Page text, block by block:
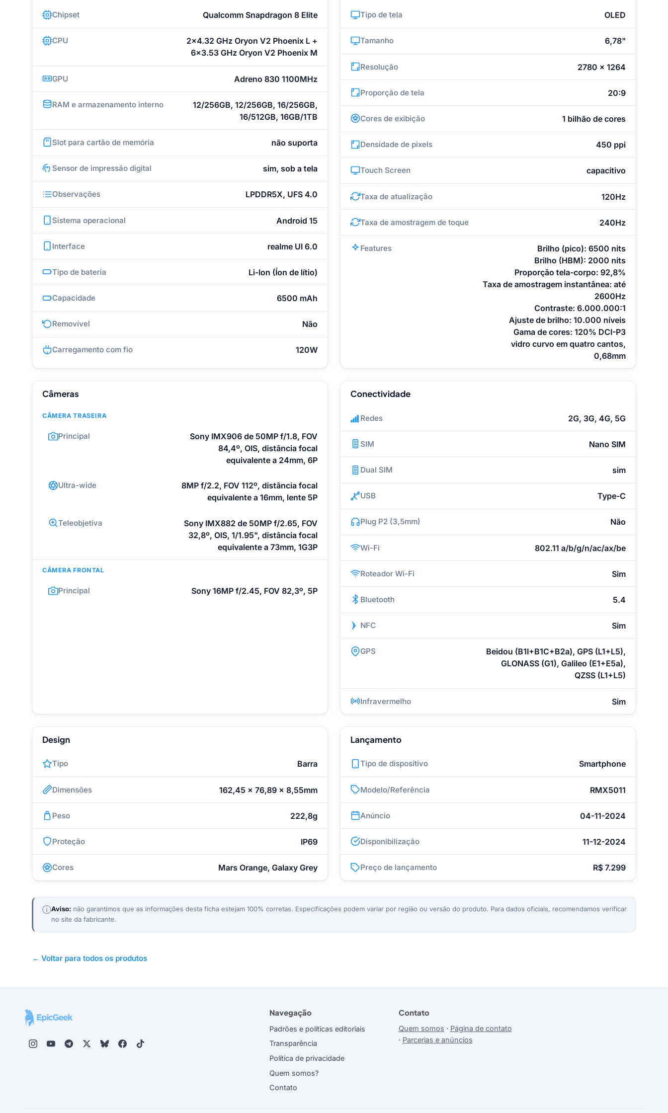
Chipset Qualcomm Snapdragon 8 Elite
CPU
2x4.32 GHz Oryon V2 Phoenix L +
6x3.53 GHz Oryon V2 Phoenix M
GPU Adreno 830 1100MHz
RAM e armazenamento interno
12/256GB, 12/256GB, 16/256GB,
16/512GB, 16GB/1TB
Slot para cartão de memória não suporta
Sensor de impressão digital sim, sob a tela
Observações LPDDR5X, UFS 4.0
Sistema operacional Android 15
Interface realme UI 6.0
Tipo de bateria Li-Ion (Íon de lítio)
Capacidade 6500 mAh
Removível Não
Carregamento com fio 120W
Tipo de tela OLED
Tamanho 6,78"
Resolução 2780 x 1264
Proporção de tela 20:9
Cores de exibição 1 bilhão de cores
Densidade de pixels 450 ppi
Touch Screen capacitivo
Taxa de atualização 120Hz
Taxa de amostragem de toque 240Hz
Features
Brilho (pico): 6500 nits
Brilho (HBM): 2000 nits
Proporção tela-corpo: 92,8%
Taxa de amostragem instantânea: até
2600Hz
Contraste: 6.000.000:1
Ajuste de brilho: 10.000 níveis
Gama de cores: 120% DCI-P3
vidro curvo em quatro cantos,
0,68mm
Câmeras
CÂMERA TRASEIRA
Principal
Sony IMX906 de 50MP f/1.8, FOV
84,4º, OIS, distância focal
equivalente a 24mm, 6P
Ultra-wide
8MP f/2.2, FOV 112º, distância focal
equivalente a 16mm, lente 5P
Teleobjetiva
Sony IMX882 de 50MP f/2.65, FOV
32,8º, OIS, 1/1.95", distância focal
equivalente a 73mm, 1G3P
CÂMERA FRONTAL
Principal Sony 16MP f/2.45, FOV 82,3º, 5P
Conectividade
Redes 2G, 3G, 4G, 5G
SIM Nano SIM
Dual SIM sim
USB Type-C
Plug P2 (3,5mm) Não
Wi-Fi 802.11 a/b/g/n/ac/ax/be
Roteador Wi-Fi Sim
Bluetooth 5.4
NFC Sim
GPS
Beidou (B1I+B1C+B2a), GPS (L1+L5),
GLONASS (G1), Galileo (E1+E5a),
QZSS (L1+L5)
Infravermelho Sim
Design
Tipo Barra
Dimensões 162,45 x 76,89 x 8,55mm
Peso 222,8g
Proteção IP69
Cores Mars Orange, Galaxy Grey
Lançamento
Tipo de dispositivo Smartphone
Modelo/Referência RMX5011
Anúncio 04-11-2024
Disponibilização 11-12-2024
Preço de lançamento R$ 7.299
ⓘAviso:não garantimos que as informações desta ficha estejam 100% corretas. Especificações podem variar por região ou versão do produto. Para dados oficiais, recomendamos verificar
no site da fabricante.
← Voltar para todos os produtos
Navegação
Padrões e políticas editoriais
Transparência
Política de privacidade
Quem somos?
Contato
Contato
Quem somos · Página de contato
· Parcerias e anúncios